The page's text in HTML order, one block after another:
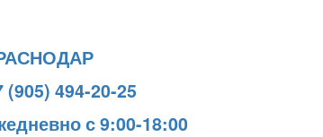
(905) 494-20-25
с 9:00-18:00